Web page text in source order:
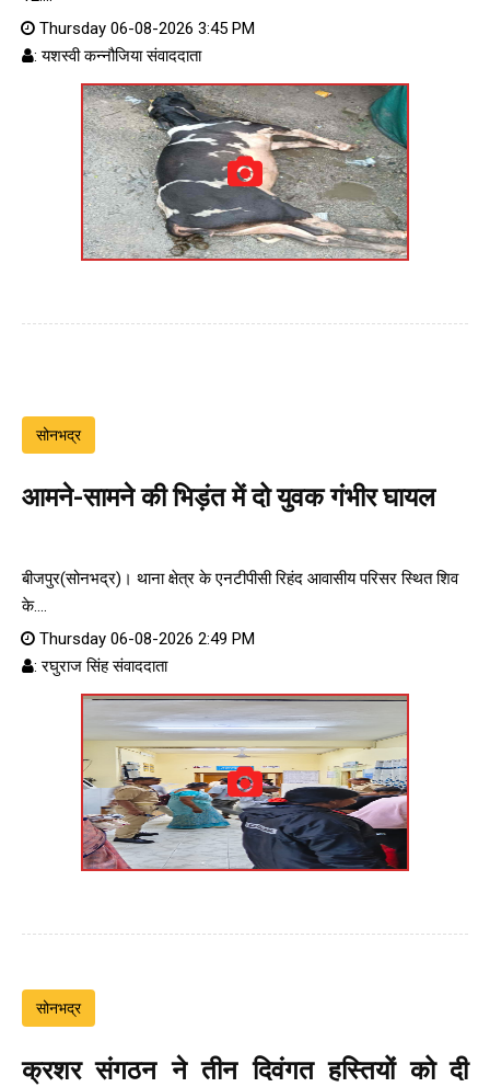
Thursday 06-08-2026 3:45 PM
: यशस्वी कन्नौजिया संवाददाता
सोनभद्र
आमने-सामने की भिड़ंत में दो युवक गंभीर घायल
बीजपुर(सोनभद्र)। थाना क्षेत्र के एनटीपीसी रिहंद आवासीय परिसर स्थित शिव
के....
Thursday 06-08-2026 2:49 PM
: रघुराज सिंह संवाददाता
सोनभद्र
क्रशर संगठन ने तीन दिवंगत हस्तियों को दी